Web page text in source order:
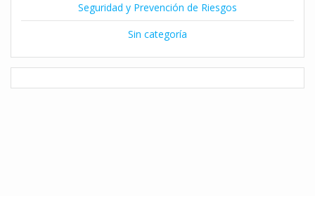
Seguridad y Prevención de Riesgos
Sin categoría